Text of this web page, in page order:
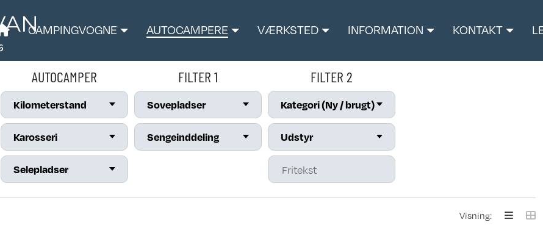
CAMPINGVOGNE AUTOCAMPERE VÆRKSTED INFORMATION KONTAKT
AUTOCAMPER
Kilometerstand
Karosseri
Selepladser
FILTER 1
Sovepladser
Sengeinddeling
FILTER 2
Kategori (Ny / brugt)
Udstyr
Visning: